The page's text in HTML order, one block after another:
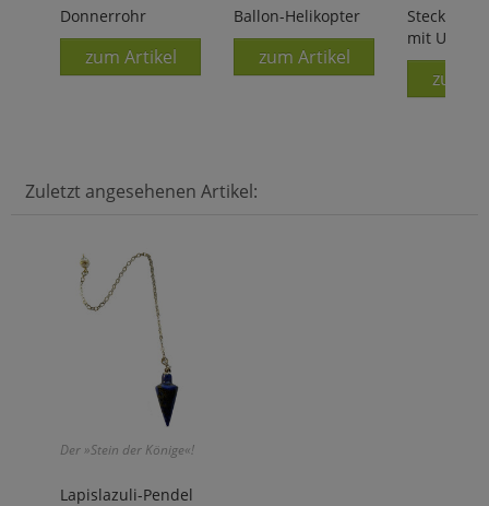
Donnerrohr
zum Artikel
Ballon-Helikopter
zum Artikel
Stecker-
mit USB
zum
Zuletzt angesehenen Artikel:
Der »Stein der Könige«!
Lapislazuli-Pendel